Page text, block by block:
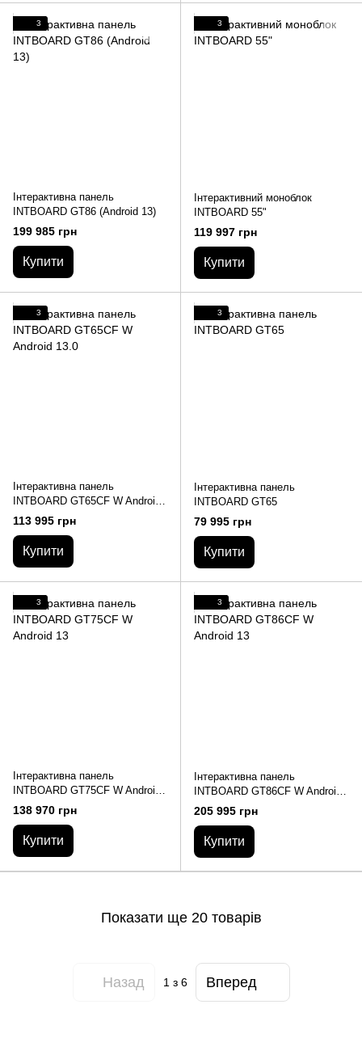
3
Інтерактивна панель
INTBOARD GT86 (Android 13)
199 985 грн
Купити
3
Інтерактивний моноблок
INTBOARD 55"
119 997 грн
Купити
3
Інтерактивна панель
INTBOARD GT65CF W Android
13.0
113 995 грн
Купити
3
Інтерактивна панель
INTBOARD GT65
79 995 грн
Купити
3
Інтерактивна панель
INTBOARD GT75CF W Android
13
138 970 грн
Купити
3
Інтерактивна панель
INTBOARD GT86CF W Android
13
205 995 грн
Купити
Показати ще 20 товарів
Назад 1з 6 Вперед